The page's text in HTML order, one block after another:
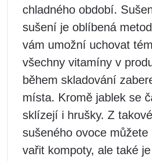
chladného období.
sušení je oblíbená
vám umožní uchovat
všechny vitamíny v
během skladování
místa. Kromě jablek se
sklízejí i hrušky. Z
sušeného ovoce můžete
vařit kompoty, ale také